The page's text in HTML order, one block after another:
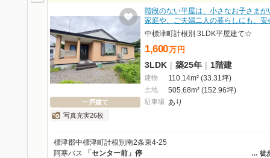
一戸建て
写真充実26枚
階段のない平屋は、小さなお子さまが
家庭や、ご夫婦二人の暮らしにも、
中標津町計根別 3LDK平屋建て☆
1,600万 円
3LDK | 築25年 | 1階建
建物 110.14m² (33.31坪)
土地 505.68m² (152.96坪)
駐車場 あり
標津郡中標津町計根別南2条東4-25
… 徒
阿寒バス 「センター前」停